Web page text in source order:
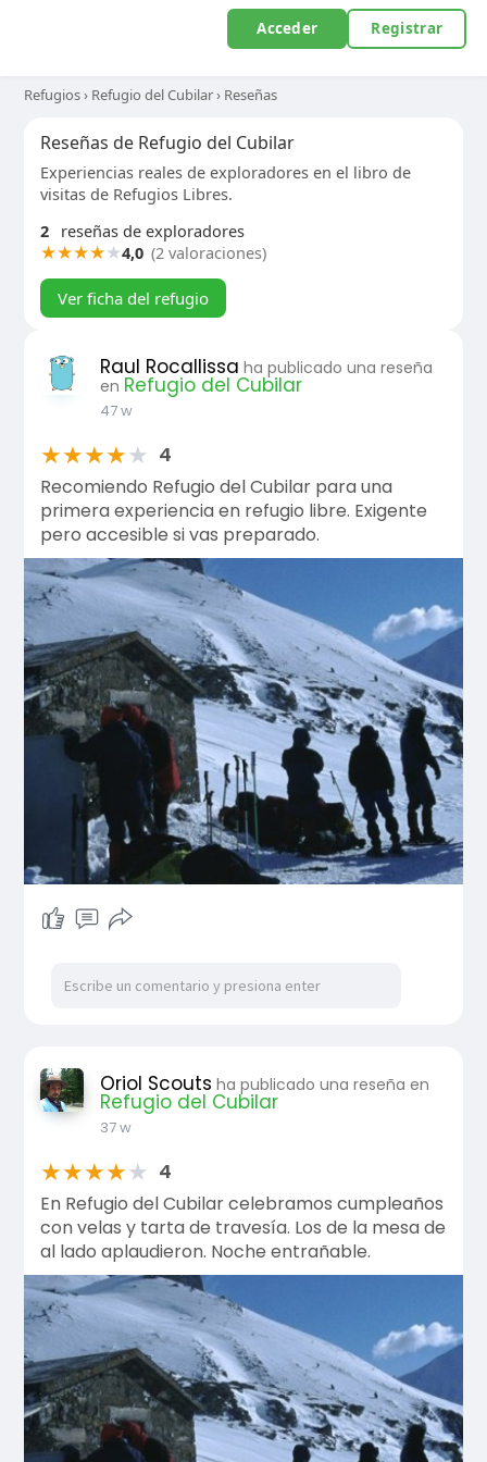
Acceder Registrar
Refugios› Refugio del Cubilar› Reseñas
Reseñas de Refugio del Cubilar
Experiencias reales de exploradores en el libro de
visitas de Refugios Libres.
2
reseñas de exploradores
★★★★★4,0 (2 valoraciones)
Ver ficha del refugio
Raul Rocallissa ha publicado una reseña
en Refugio del Cubilar
47 w
★★★★★ 4
Recomiendo Refugio del Cubilar para una
primera experiencia en refugio libre. Exigente
pero accesible si vas preparado.
Oriol Scouts ha publicado una reseña en
Refugio del Cubilar
37 w
★★★★★ 4
En Refugio del Cubilar celebramos cumpleaños
con velas y tarta de travesía. Los de la mesa de
al lado aplaudieron. Noche entrañable.